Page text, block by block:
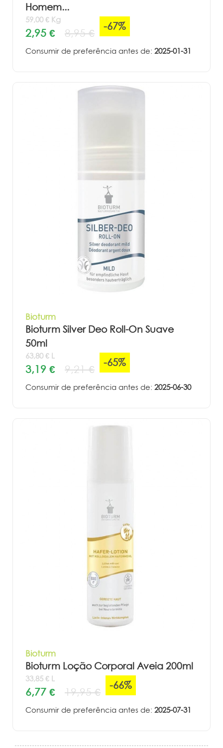
Homem...
59,00 € Kg
2,95 € 8,95 €
-67%
Consumir de preferência antes de: 2025-01-31
Bioturm
Bioturm Silver Deo Roll-On Suave
50ml
63,80 € L
3,19 € 9,21 €
-65%
Consumir de preferência antes de: 2025-06-30
Bioturm
Bioturm Loção Corporal Aveia 200ml
33,85 € L
6,77 € 19,95 €
-66%
Consumir de preferência antes de: 2025-07-31